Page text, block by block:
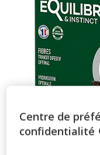
Centre de
confidentialité